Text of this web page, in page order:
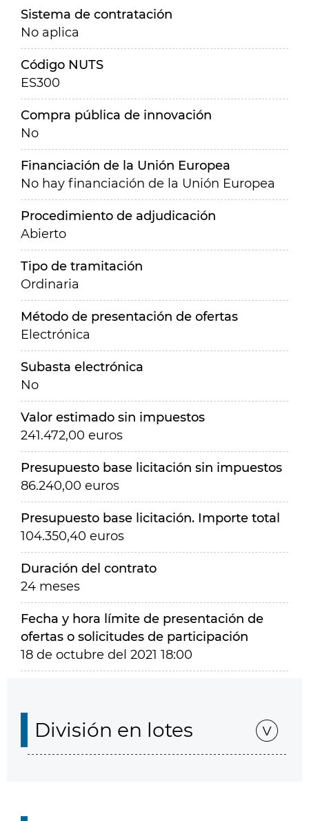
Sistema de contratación
No aplica
Código NUTS
ES300
Compra pública de innovación
No
Financiación de la Unión Europea
No hay financiación de la Unión Europea
Procedimiento de adjudicación
Abierto
Tipo de tramitación
Ordinaria
Método de presentación de ofertas
Electrónica
Subasta electrónica
No
Valor estimado sin impuestos
241.472,00 euros
Presupuesto base licitación sin impuestos
86.240,00 euros
Presupuesto base licitación. Importe total
104.350,40 euros
Duración del contrato
24 meses
Fecha y hora límite de presentación de
ofertas o solicitudes de participación
18 de octubre del 2021 18:00
División en lotes